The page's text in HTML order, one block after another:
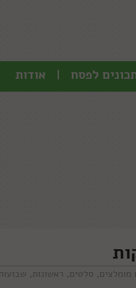
לפסח אודות
מומלצים, סלטים, ראשונות,